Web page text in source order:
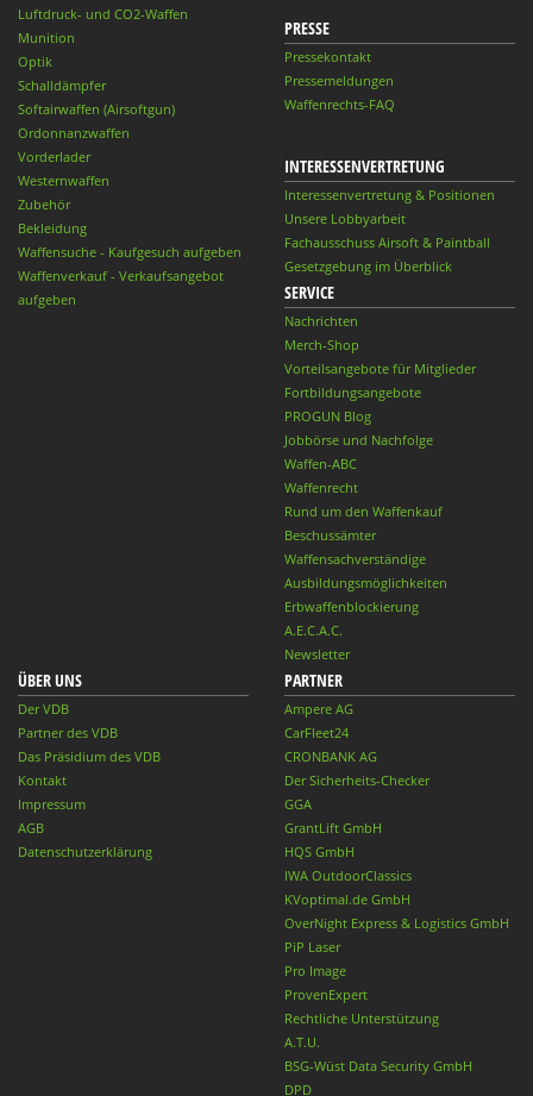
Luftdruck- und CO2-Waffen
Munition
Optik
Schalldämpfer
Softairwaffen (Airsoftgun)
Ordonnanzwaffen
Vorderlader
Westernwaffen
Zubehör
Bekleidung
Waffensuche - Kaufgesuch aufgeben
Waffenverkauf - Verkaufsangebot
aufgeben
PRESSE
Pressekontakt
Pressemeldungen
Waffenrechts-FAQ
INTERESSENVERTRETUNG
Interessenvertretung & Positionen
Unsere Lobbyarbeit
Fachausschuss Airsoft & Paintball
Gesetzgebung im Überblick
SERVICE
Nachrichten
Merch-Shop
Vorteilsangebote für Mitglieder
Fortbildungsangebote
PROGUN Blog
Jobbörse und Nachfolge
Waffen-ABC
Waffenrecht
Rund um den Waffenkauf
Beschussämter
Waffensachverständige
Ausbildungsmöglichkeiten
Erbwaffenblockierung
A.E.C.A.C.
Newsletter
ÜBER UNS
Der VDB
Partner des VDB
Das Präsidium des VDB
Kontakt
Impressum
AGB
Datenschutzerklärung
PARTNER
Ampere AG
CarFleet24
CRONBANK AG
Der Sicherheits-Checker
GGA
GrantLift GmbH
HQS GmbH
IWA OutdoorClassics
KVoptimal.de GmbH
OverNight Express & Logistics GmbH
PiP Laser
Pro Image
ProvenExpert
Rechtliche Unterstützung
A.T.U.
BSG-Wüst Data Security GmbH
DPD